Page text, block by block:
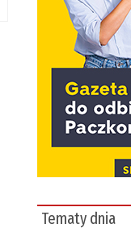
Tematy dnia